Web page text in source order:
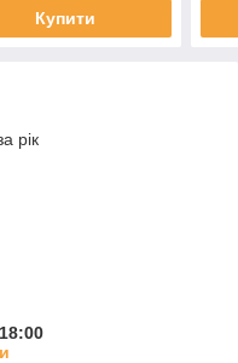
Купити
рік